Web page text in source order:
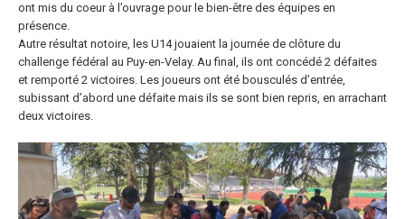
ont mis du coeur à l’ouvrage pour le bien-être des équipes en
présence.
Autre résultat notoire, les U14 jouaient la journée de clôture du
challenge fédéral au Puy-en-Velay. Au final, ils ont concédé 2 défaites
et remporté 2 victoires. Les joueurs ont été bousculés d’entrée,
subissant d’abord une défaite mais ils se sont bien repris, en arrachant
deux victoires.